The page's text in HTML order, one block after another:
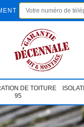
DE TOITURE
95